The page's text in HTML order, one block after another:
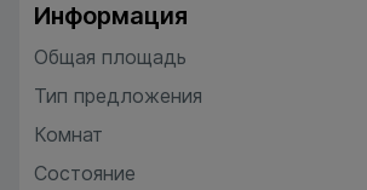
Информация
Общая площадь
Тип предложения
Комнат
Состояние